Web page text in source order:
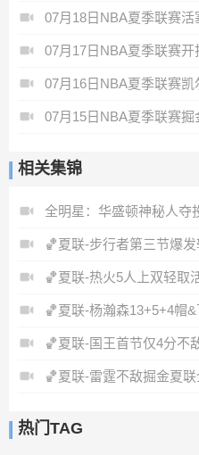
07月18日NBA夏季联赛活
07月17日NBA夏季联赛
07月16日NBA夏季联赛
07月15日NBA夏季联赛掘
相关集锦
热门TAG